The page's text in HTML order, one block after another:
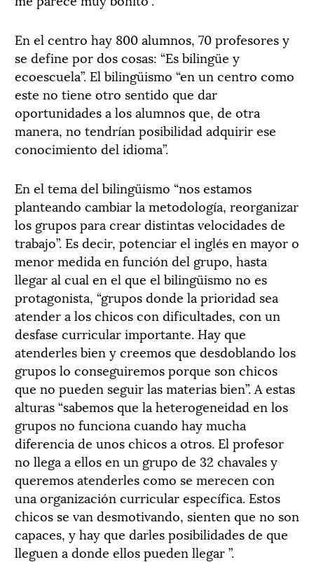
En el centro hay 800 alumnos, 70 profesores y
se define por dos cosas: “Es bilingüe y
ecoescuela”. El bilingüismo “en un centro como
este no tiene otro sentido que dar
oportunidades a los alumnos que, de otra
manera, no tendrían posibilidad adquirir ese
conocimiento del idioma”.
En el tema del bilingüismo “nos estamos
planteando cambiar la metodología, reorganizar
los grupos para crear distintas velocidades de
trabajo”. Es decir, potenciar el inglés en mayor o
menor medida en función del grupo, hasta
llegar al cual en el que el bilingüismo no es
protagonista, “grupos donde la prioridad sea
atender a los chicos con dificultades, con un
desfase curricular importante. Hay que
atenderles bien y creemos que desdoblando los
grupos lo conseguiremos porque son chicos
que no pueden seguir las materias bien”. A estas
alturas “sabemos que la heterogeneidad en los
grupos no funciona cuando hay mucha
diferencia de unos chicos a otros. El profesor
no llega a ellos en un grupo de 32 chavales y
queremos atenderles como se merecen con
una organización curricular específica. Estos
chicos se van desmotivando, sienten que no son
capaces, y hay que darles posibilidades de que
lleguen a donde ellos pueden llegar ”.